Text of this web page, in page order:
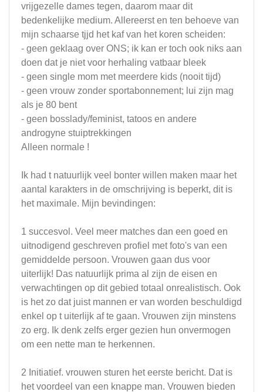
vrijgezelle dames tegen, daarom maar dit
bedenkelijke medium. Allereerst en ten behoeve van
mijn schaarse tjjd het kaf van het koren scheiden:
- geen geklaag over ONS; ik kan er toch ook niks aan
doen dat je niet voor herhaling vatbaar bleek
- geen single mom met meerdere kids (nooit tijd)
- geen vrouw zonder sportabonnement; lui zijn mag
als je 80 bent
- geen bosslady/feminist, tatoos en andere
androgyne stuiptrekkingen
Alleen normale !
Ik had t natuurlijk veel bonter willen maken maar het
aantal karakters in de omschrijving is beperkt, dit is
het maximale. Mijn bevindingen:
1 succesvol. Veel meer matches dan een goed en
uitnodigend geschreven profiel met foto's van een
gemiddelde persoon. Vrouwen gaan dus voor
uiterlijk! Das natuurlijk prima al zijn de eisen en
verwachtingen op dit gebied totaal onrealistisch. Ook
is het zo dat juist mannen er van worden beschuldigd
enkel op t uiterlijk af te gaan. Vrouwen zijn minstens
zo erg. Ik denk zelfs erger gezien hun onvermogen
om een nette man te herkennen.
2 Initiatief. vrouwen sturen het eerste bericht. Dat is
het voordeel van een knappe man. Vrouwen bieden